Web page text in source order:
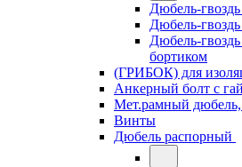
Дюбель-гвоздь
Дюбель-
Дюбель-
бортиком
(ГРИБОК) для
Анкерный болт с
Мет.рамный
Винты
Дюбель распорный